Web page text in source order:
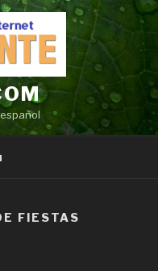
FIESTAS